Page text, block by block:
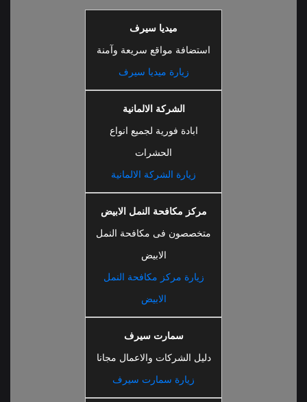
ميديا سيرف
استضافة مواقع سريعة وآمنة
زيارة ميديا سيرف
الشركة الالمانية
ابادة فورية لجميع انواع
الحشرات
زيارة الشركة الالمانية
مركز مكافحة النمل الابيض
متخصصون فى مكافحة النمل
الابيض
زيارة مركز مكافحة النمل
الابيض
سمارت سيرف
دليل الشركات والاعمال مجانا
زيارة سمارت سيرف